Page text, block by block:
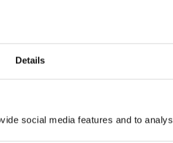
Details
social media features and to
det?